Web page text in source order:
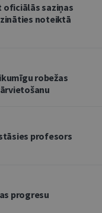
oficiālās saziņas
noteiktā
robežas
profesors
progresu